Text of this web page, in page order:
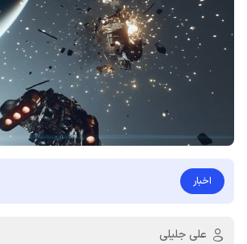
اخبار
علی جلیلی